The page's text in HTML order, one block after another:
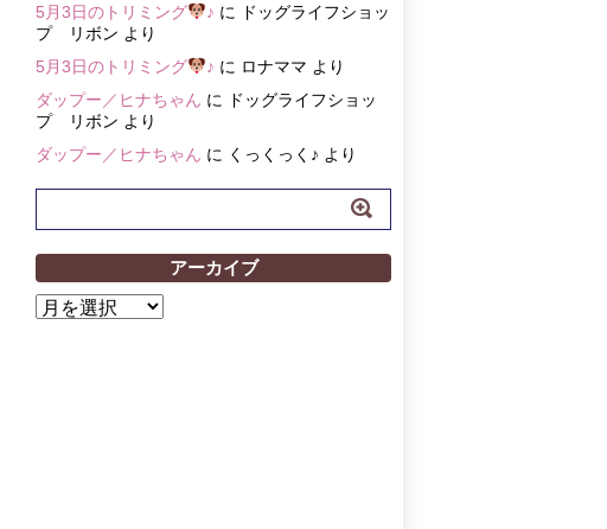
5月3日のトリミング
♪ に
ドッグライフショッ
プ リボン より
5月3日のトリミング
♪ に ロナママ より
ダップー／ヒナちゃん に
ドッグライフショッ
プ リボン より
ダップー／ヒナちゃん に くっくっく♪ より
アーカイブ
ア